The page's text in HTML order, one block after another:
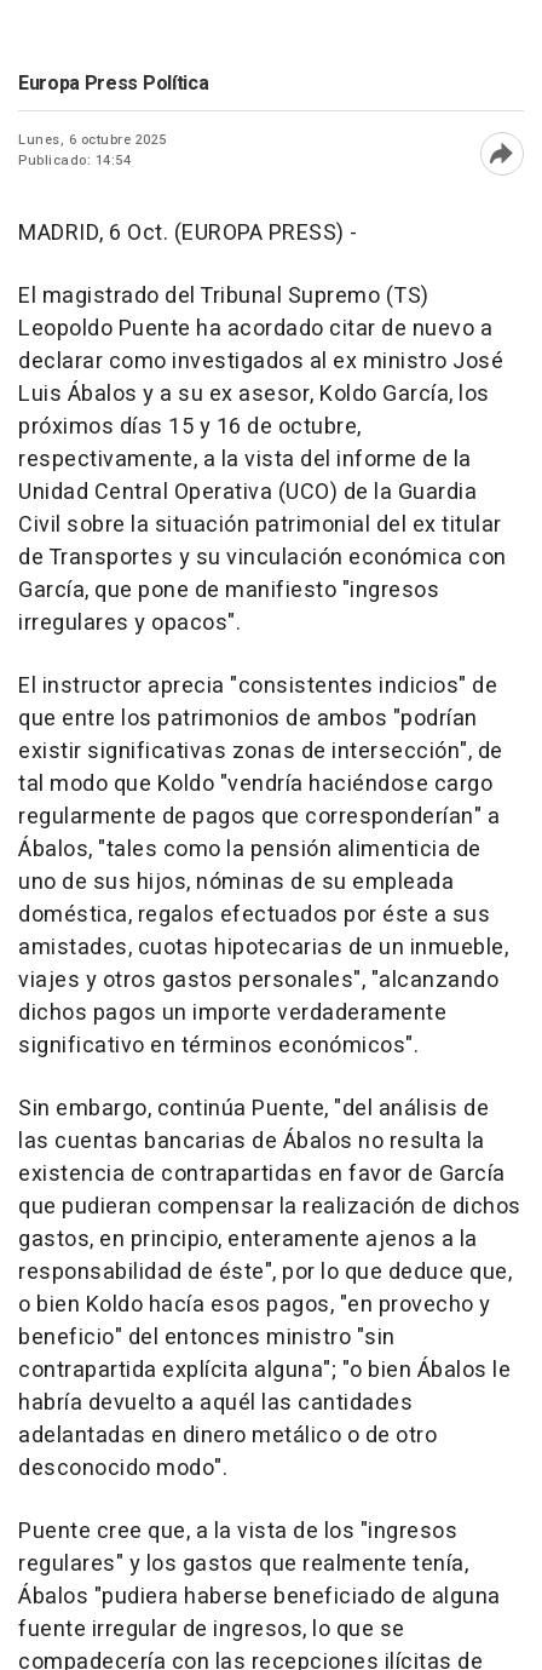
Europa Press Política
Lunes, 6 octubre 2025
Publicado: 14:54
MADRID, 6 Oct. (EUROPA PRESS) -
El magistrado del Tribunal Supremo (TS)
Leopoldo Puente ha acordado citar de nuevo a
declarar como investigados al ex ministro José
Luis Ábalos y a su ex asesor, Koldo García, los
próximos días 15 y 16 de octubre,
respectivamente, a la vista del informe de la
Unidad Central Operativa (UCO) de la Guardia
Civil sobre la situación patrimonial del ex titular
de Transportes y su vinculación económica con
García, que pone de manifiesto "ingresos
irregulares y opacos".
El instructor aprecia "consistentes indicios" de
que entre los patrimonios de ambos "podrían
existir significativas zonas de intersección", de
tal modo que Koldo "vendría haciéndose cargo
regularmente de pagos que corresponderían" a
Ábalos, "tales como la pensión alimenticia de
uno de sus hijos, nóminas de su empleada
doméstica, regalos efectuados por éste a sus
amistades, cuotas hipotecarias de un inmueble,
viajes y otros gastos personales", "alcanzando
dichos pagos un importe verdaderamente
significativo en términos económicos".
Sin embargo, continúa Puente, "del análisis de
las cuentas bancarias de Ábalos no resulta la
existencia de contrapartidas en favor de García
que pudieran compensar la realización de dichos
gastos, en principio, enteramente ajenos a la
responsabilidad de éste", por lo que deduce que,
o bien Koldo hacía esos pagos, "en provecho y
beneficio" del entonces ministro "sin
contrapartida explícita alguna"; "o bien Ábalos le
habría devuelto a aquél las cantidades
adelantadas en dinero metálico o de otro
desconocido modo".
Puente cree que, a la vista de los "ingresos
regulares" y los gastos que realmente tenía,
Ábalos "pudiera haberse beneficiado de alguna
fuente irregular de ingresos, lo que se
compadecería con las recepciones ilícitas de